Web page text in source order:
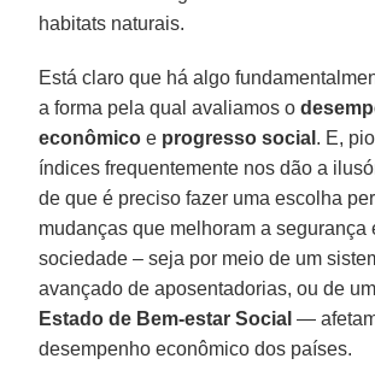
habitats naturais.
Está claro que há algo
a forma pela qual avaliamos o
econômico e progresso social . E,
índices frequentemente nos dão a
de que é preciso fazer uma escolha
mudanças que melhoram a segurança
sociedade – seja por meio de um
avançado de aposentadorias, ou de
Estado de Bem-estar Social —
desempenho econômico dos países.